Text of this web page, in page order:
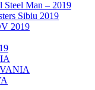
Steel Man – 2019
Sibiu 2019
2019